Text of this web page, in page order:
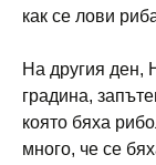
как се лови
На другия ден,
градина,
която бяха
много, че се